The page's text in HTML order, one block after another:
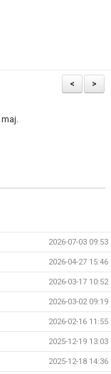
>
<
2026-07-03 09:53
2026-04-27 15:46
2026-03-17 10:52
2026-03-02 09:19
2026-02-16 11:55
2025-12-19 13:03
2025-12-18 14:36